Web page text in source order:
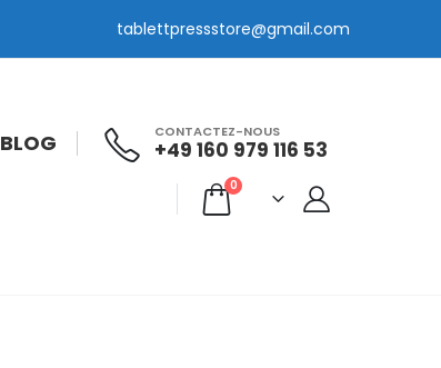
tablettpressstore@gmail.com
BLOG CONTACTEZ-NOUS
+49 160 979 116 53
0